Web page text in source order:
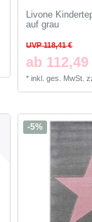
Livone
auf grau
UVP 118,41 €
ab 112,49
*inkl. ges. MwSt.
-5%